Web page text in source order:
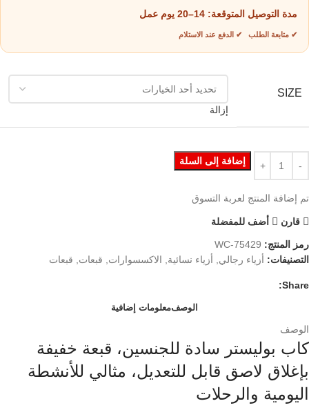
مدة التوصيل المتوقعة: 14–20 يوم عمل
✔ متابعة الطلب ✔ الدفع عند الاستلام
SIZE
إزالة
إضافة إلى السلة
تم إضافة المنتج لعربة التسوق
قارن أضف للمفضلة
رمز المنتج: WC-75429
التصنيفات: أزياء رجالي, أزياء نسائية, الاكسسوارات, قبعات, قبعات
Share:
الوصفمعلومات إضافية
الوصف
كاب بوليستر سادة للجنسين، قبعة خفيفة
بإغلاق لاصق قابل للتعديل، مثالي للأنشطة
اليومية والرحلات